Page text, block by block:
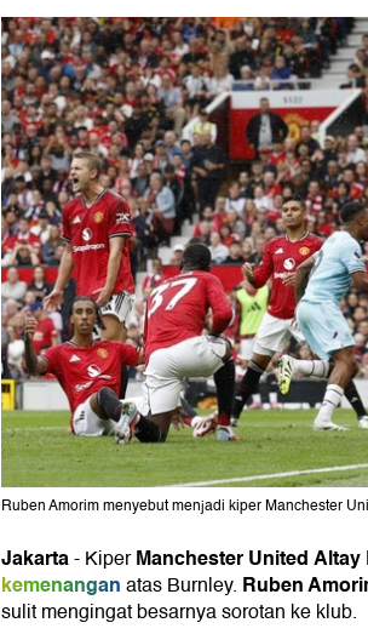
Ruben Amorim menyebut menjadi kiper Manchester
Jakarta-KiperManchester UnitedAltay
kemenanganatas Burnley. Ruben
sulit mengingat besarnya sorotan ke klub.